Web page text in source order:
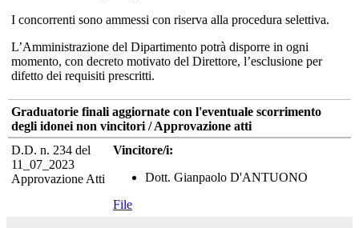
I concorrenti sono ammessi con riserva alla procedura selettiva.
L’Amministrazione del Dipartimento potrà disporre in ogni
momento, con decreto motivato del Direttore, l’esclusione per
difetto dei requisiti prescritti.
Graduatorie finali aggiornate con l'eventuale scorrimento
degli idonei non vincitori / Approvazione atti
D.D. n. 234 del
11_07_2023
Approvazione Atti
Vincitore/i:
Dott. Gianpaolo D'ANTUONO
File